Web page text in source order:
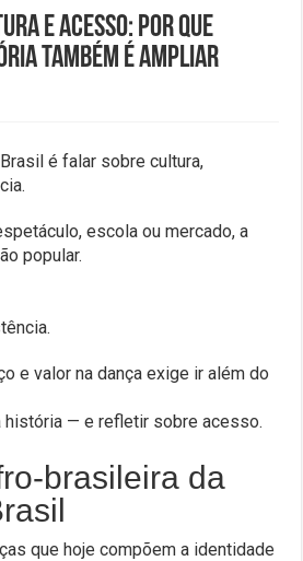
e acesso: por que
também é ampliar
é falar sobre cultura,
escola ou mercado, a
popular.
e valor na dança exige ir além do
história — e refletir sobre acesso.
brasileira da
que hoje compõem a identidade